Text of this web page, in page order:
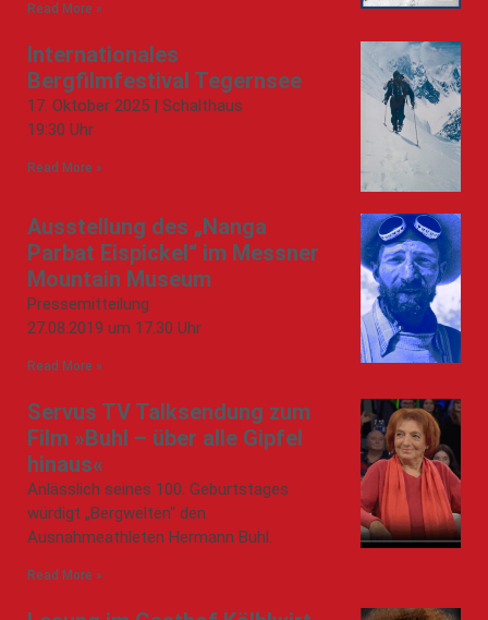
Read More »
Internationales
Bergfilmfestival Tegernsee
17. Oktober 2025 | Schalthaus
19:30 Uhr
Read More »
Ausstellung des „Nanga
Parbat Eispickel“ im Messner
Mountain Museum
Pressemitteilung
27.08.2019 um 17.30 Uhr
Read More »
Servus TV Talksendung zum
Film »Buhl – über alle Gipfel
hinaus«
Anlässlich seines 100. Geburtstages
würdigt „Bergwelten“ den
Ausnahmeathleten Hermann Buhl.
Read More »